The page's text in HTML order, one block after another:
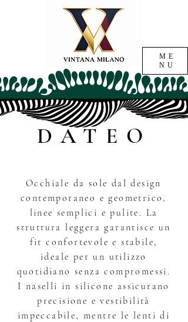
ME
NU
DATEO
Occhiale da sole dal design
contemporaneo e geometrico,
linee semplici e pulite. La
struttura leggera garantisce un
fit confortevole e stabile,
ideale per un utilizzo
quotidiano senza compromessi.
I naselli in silicone assicurano
precisione e vestibilità
impeccabile, mentre le lenti di